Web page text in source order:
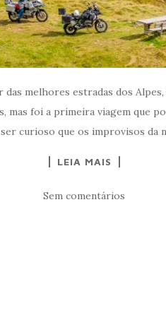
das melhores estradas dos
mas foi a primeira viagem que
curioso que os improvisos da
LEIA MAIS
Sem comentários